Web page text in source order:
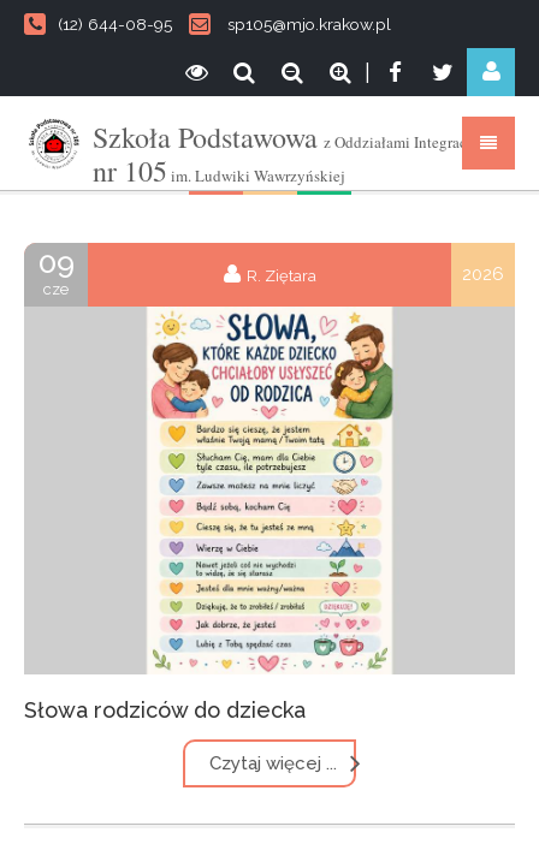
(12) 644-08-95 sp105@mjo.krakow.pl
Szkoła Podstawowa z Oddziałami Integracyjnymi
nr 105 im. Ludwiki Wawrzyńskiej
09
cze
R. Ziętara 2026
Słowa rodziców do dziecka
Czytaj więcej ...